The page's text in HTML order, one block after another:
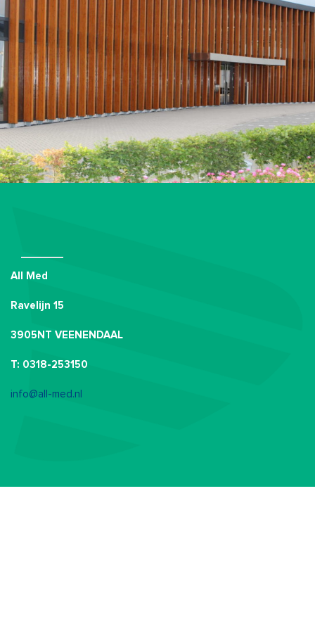
All Med
Ravelijn 15
3905NT VEENENDAAL
T: 0318-253150
info@all-med.nl